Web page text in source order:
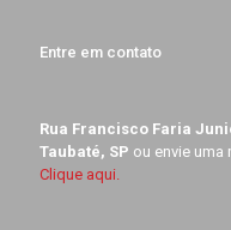
Entre em contato
Rua Francisco Faria
Taubaté, SP ou envie
Clique aqui.